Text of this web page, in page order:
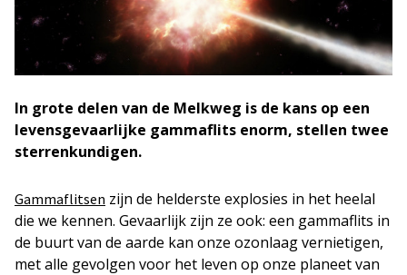
In grote delen van de Melkweg is de kans op een
levensgevaarlijke gammaflits enorm, stellen twee
sterrenkundigen.
Gammaflitsen zijn de helderste explosies in het heelal
die we kennen. Gevaarlijk zijn ze ook: een gammaflits in
de buurt van de aarde kan onze ozonlaag vernietigen,
met alle gevolgen voor het leven op onze planeet van